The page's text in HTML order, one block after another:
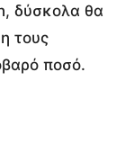
δύσκολα θα
τους
ποσό.